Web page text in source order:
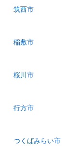
筑西市
稲敷市
桜川市
行方市
つくばみらい市